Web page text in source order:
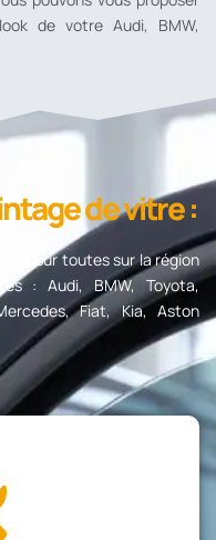
de votre Audi, BMW,
de vitre :
et sur toutes sur la région
: Audi, BMW, Toyota,
Fiat, Kia, Aston